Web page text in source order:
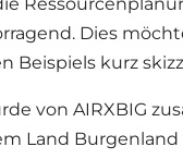
Dies
Beispiels kurz
von AIRXBIG
Land Burgenland